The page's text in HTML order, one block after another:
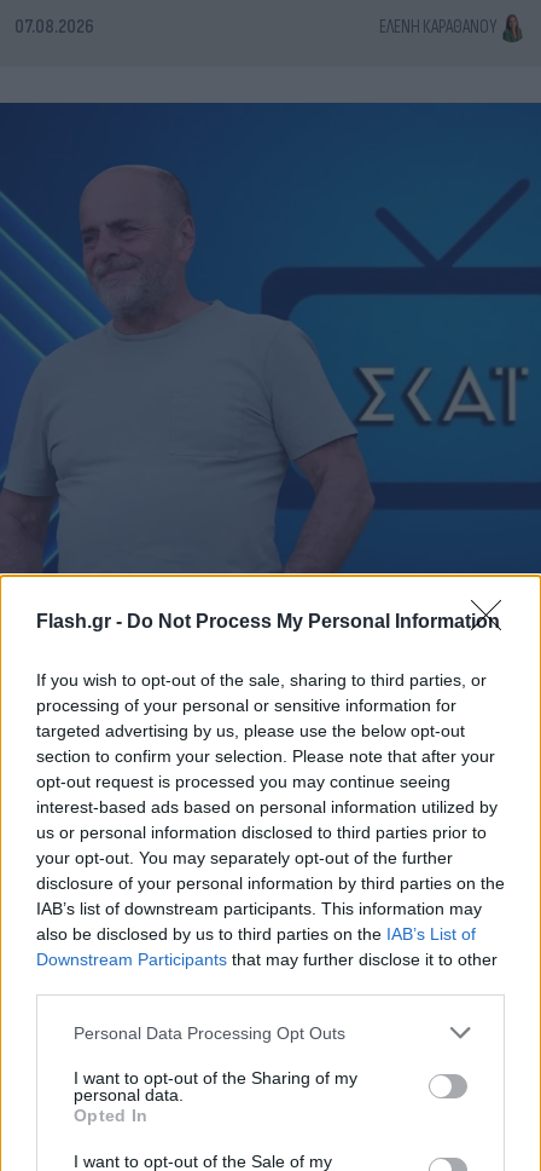
Flash.gr - Do Not Process My Personal Information
If you wish to opt-out of the sale, sharing to third parties, or
processing of your personal or sensitive information for
targeted advertising by us, please use the below opt-out
section to confirm your selection. Please note that after your
opt-out request is processed you may continue seeing
interest-based ads based on personal information utilized by
us or personal information disclosed to third parties prior to
your opt-out. You may separately opt-out of the further
disclosure of your personal information by third parties on the
IAB’s list of downstream participants. This information may
also be disclosed by us to third parties on the IAB’s List of
Downstream Participants that may further disclose it to other
Please note that this website/app uses one or more Google
not limited to your visit or usage behaviour. You may click to
grant or deny consent to Google and its third-party tags to
use your data for below specified purposes in below Google
consent section.
Personal Data Processing Opt Outs
I want to opt-out of the Sharing of my
personal data.
Opted In
I want to opt-out of the Sale of my
07.08.2026 ΕΛΈΝΗ ΚΑΡΑΘΆΝΟΥ
προαναγγελθέντος «θανάτου» με σφραγίδα Γιάννη
Αλαφούζου
07.08.2026 ΧΡΊΣΛΑ ΓΕΩΡΓΑΚΟΠΟΎΛΟΥ